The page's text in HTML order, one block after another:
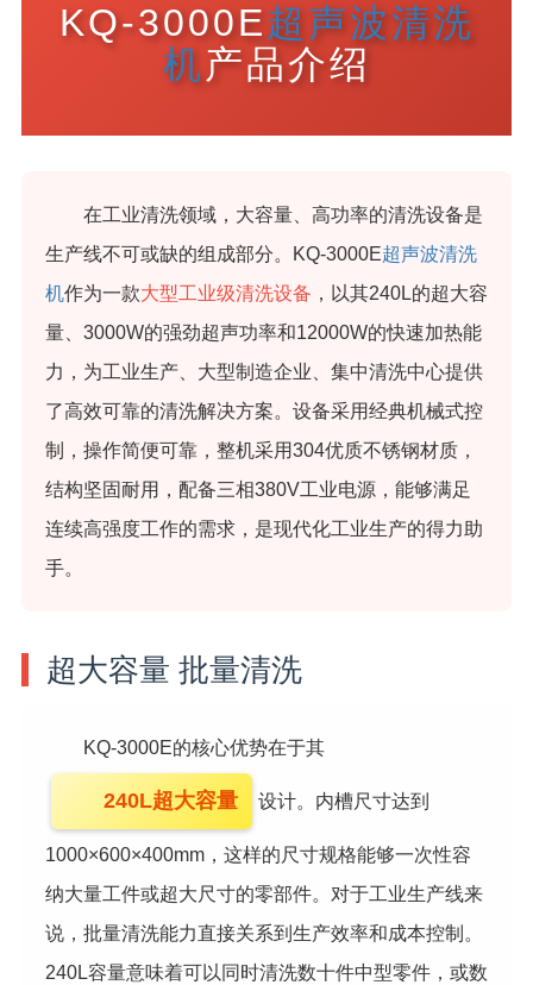
KQ-3000E超声波清洗
机产品介绍
在工业清洗领域，大容量、高功率的清洗设备是
生产线不可或缺的组成部分。KQ-3000E超声波清洗
机作为一款大型工业级清洗设备 ，以其240L的超大容
量、3000W的强劲超声功率和12000W的快速加热能
力，为工业生产、大型制造企业、集中清洗中心提供
了高效可靠的清洗解决方案。设备采用经典机械式控
制，操作简便可靠，整机采用304优质不锈钢材质，
结构坚固耐用，配备三相380V工业电源，能够满足
连续高强度工作的需求，是现代化工业生产的得力助
手。
超大容量 批量清洗
KQ-3000E的核心优势在于其
240L超大容量 设计。内槽尺寸达到
1000×600×400mm，这样的尺寸规格能够一次性容
纳大量工件或超大尺寸的零部件。对于工业生产线来
说，批量清洗能力直接关系到生产效率和成本控制。
240L容量意味着可以同时清洗数十件中型零件，或数